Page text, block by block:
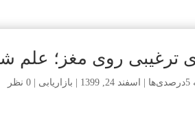
ترغیبی روی مغز؛ علم
اسفند 24, 1399 بازاریابی |0 نظر